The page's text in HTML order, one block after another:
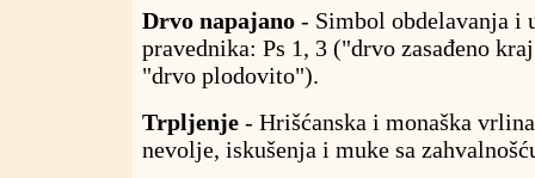
Drvo napajano - Simbol obdelavanja i
pravednika: Ps 1, 3 ("drvo zasađeno
"drvo plodovito").
Trpljenje - Hrišćanska i monaška
nevolje, iskušenja i muke sa